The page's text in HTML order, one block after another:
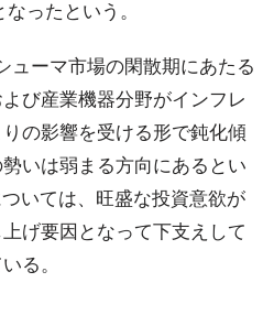
ったという。
ューマ市場の閑散期にあたる
び産業機器分野がインフレ
の影響を受ける形で鈍化傾
いは弱まる方向にあるとい
いては、旺盛な投資意欲が
げ要因となって下支えして
る。